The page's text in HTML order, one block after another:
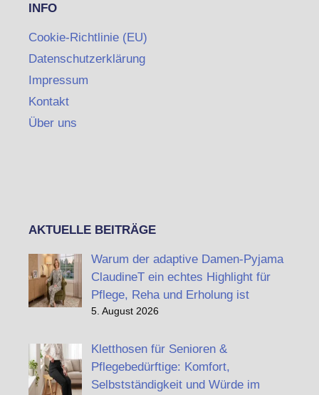
INFO
Cookie-Richtlinie (EU)
Datenschutzerklärung
Impressum
Kontakt
Über uns
AKTUELLE BEITRÄGE
Warum der adaptive Damen-Pyjama
ClaudineT ein echtes Highlight für
Pflege, Reha und Erholung ist
5. August 2026
Kletthosen für Senioren &
Pflegebedürftige: Komfort,
Selbstständigkeit und Würde im